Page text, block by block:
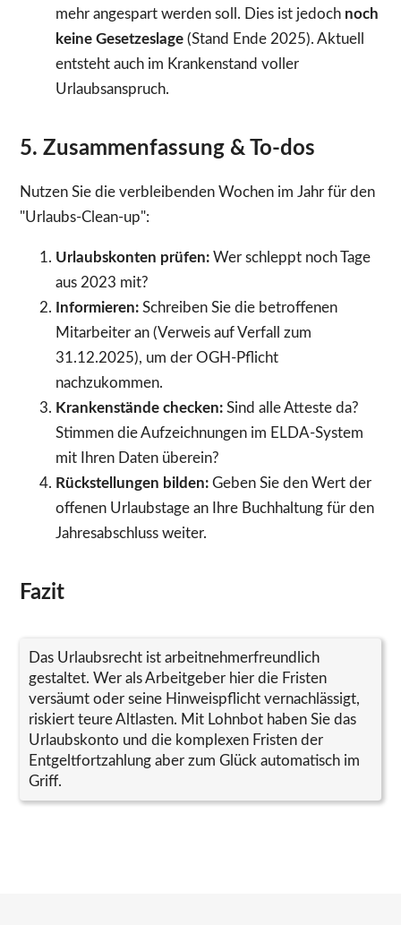
mehr angespart werden soll. Dies ist jedoch noch
keine Gesetzeslage (Stand Ende 2025). Aktuell
entsteht auch im Krankenstand voller
Urlaubsanspruch.
5. Zusammenfassung & To-dos
Nutzen Sie die verbleibenden Wochen im Jahr für den
"Urlaubs-Clean-up":
Urlaubskonten prüfen: Wer schleppt noch Tage
aus 2023 mit?
Informieren: Schreiben Sie die betroffenen
Mitarbeiter an (Verweis auf Verfall zum
31.12.2025), um der OGH-Pflicht
nachzukommen.
Krankenstände checken: Sind alle Atteste da?
Stimmen die Aufzeichnungen im ELDA-System
mit Ihren Daten überein?
Rückstellungen bilden: Geben Sie den Wert der
offenen Urlaubstage an Ihre Buchhaltung für den
Jahresabschluss weiter.
Fazit
Das Urlaubsrecht ist arbeitnehmerfreundlich
gestaltet. Wer als Arbeitgeber hier die Fristen
versäumt oder seine Hinweispflicht vernachlässigt,
riskiert teure Altlasten. Mit Lohnbot haben Sie das
Urlaubskonto und die komplexen Fristen der
Entgeltfortzahlung aber zum Glück automatisch im
Griff.